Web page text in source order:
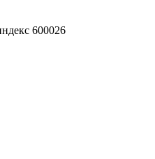
600026